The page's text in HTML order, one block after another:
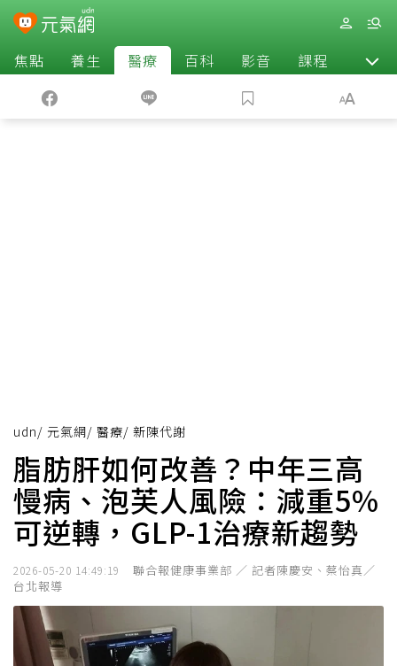
焦點 養生 醫療 百科 影音 課程 退休
udn/ 元氣網/ 醫療/ 新陳代謝
脂肪肝如何改善？中年三高
慢病、泡芙人風險：減重5%
可逆轉，GLP-1治療新趨勢
2026-05-20 14:49:19
聯合報健康事業部 ／ 記者陳慶安、蔡怡真／
台北報導